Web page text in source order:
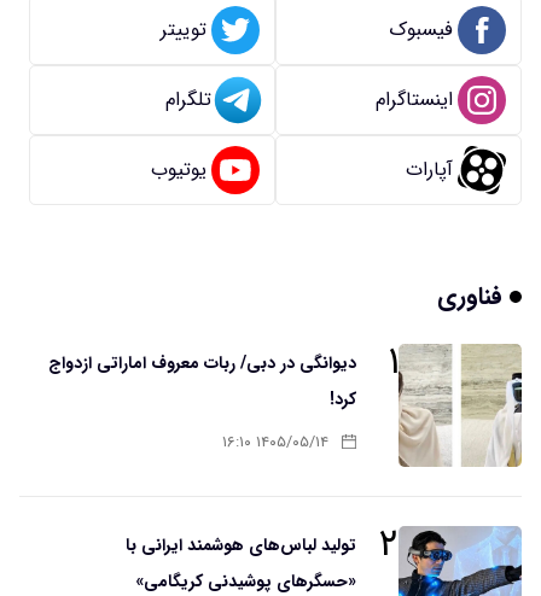
فیسبوک توییتر
اینستاگرام تلگرام
آپارات یوتیوب
فناوری
۱
دیوانگی در دبی/ ربات معروف اماراتی ازدواج
کرد!
۱۴۰۵/۰۵/۱۴ ۱۶:۱۰
۲
تولید لباس‌های هوشمند ایرانی با
«حسگرهای پوشیدنی کریگامی»